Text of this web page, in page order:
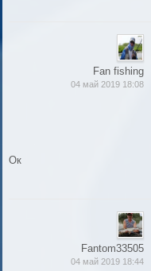
Fan fishing
04 май 2019 18:08
Ок
Fantom33505
04 май 2019 18:44